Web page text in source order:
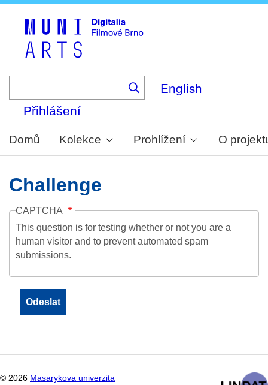
English
Přihlášení
Domů Kolekce Prohlížení O
Challenge
CAPTCHA
This question is for testing whether or not you are a
human visitor and to prevent automated spam
submissions.
© 2026 Masarykova univerzita